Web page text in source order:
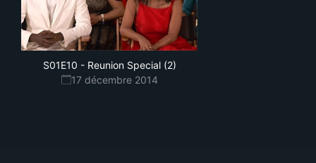
S01E10 - Reunion Special (2)
17 décembre 2014